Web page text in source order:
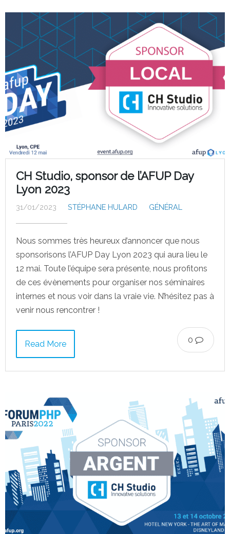
CH Studio, sponsor de l’AFUP Day
Lyon 2023
31/01/2023 STÉPHANE HULARD GÉNÉRAL
Nous sommes très heureux d’annoncer que nous
sponsorisons l’AFUP Day Lyon 2023 qui aura lieu le
12 mai. Toute l’équipe sera présente, nous profitons
de ces évènements pour organiser nos séminaires
internes et nous voir dans la vraie vie. N’hésitez pas à
venir nous rencontrer !
0
Read More